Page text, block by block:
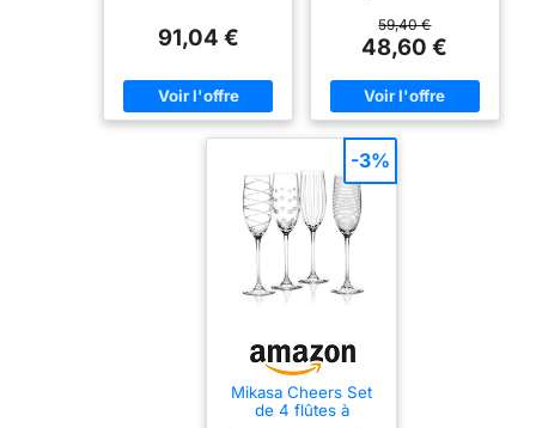
91,04 € 59,40 €
48,60 €
Mikasa Cheers Set
de 4 flûtes à
-3%